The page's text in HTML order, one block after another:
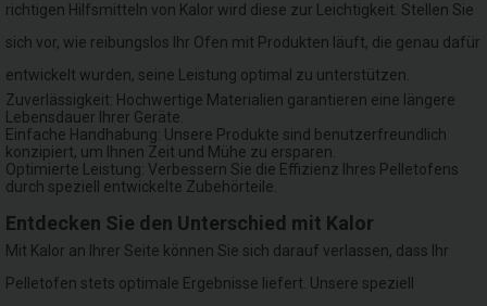
richtigen Hilfsmitteln von Kalor wird diese zur Leichtigkeit. Stellen Sie
sich vor, wie reibungslos Ihr Ofen mit Produkten läuft, die genau dafür
entwickelt wurden, seine Leistung optimal zu unterstützen.
Zuverlässigkeit: Hochwertige Materialien garantieren eine längere
Lebensdauer Ihrer Geräte.
Einfache Handhabung: Unsere Produkte sind benutzerfreundlich
konzipiert, um Ihnen Zeit und Mühe zu ersparen.
Optimierte Leistung: Verbessern Sie die Effizienz Ihres Pelletofens
durch speziell entwickelte Zubehörteile.
Entdecken Sie den Unterschied mit Kalor
Mit Kalor an Ihrer Seite können Sie sich darauf verlassen, dass Ihr
Pelletofen stets optimale Ergebnisse liefert. Unsere speziell